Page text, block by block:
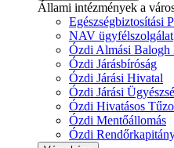
Állami intézmények a
Egészségbiztosítási
NAV ügyfélszolgálat
Ózdi Almási Balogh
Ózdi Járásbíróság
Ózdi Járási Hivatal
Ózdi Járási
Ózdi Hivatásos
Ózdi Mentőállomás
Ózdi